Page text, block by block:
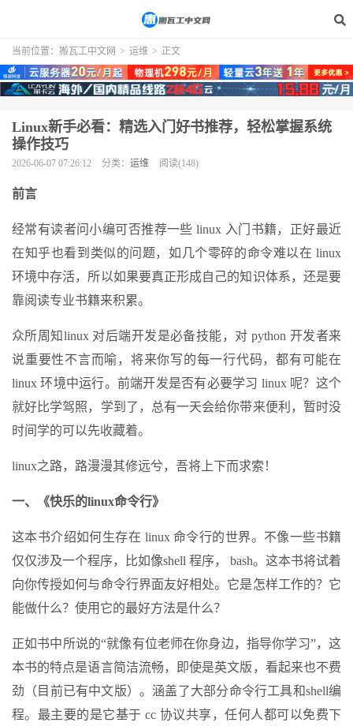
当前位置： 搬瓦工中文网 > 运维 > 正文
Linux新手必看：精选入门好书推荐，轻松掌握系统
操作技巧
2026-06-07 07:26:12 分类： 运维 阅读(148)
前言
经常有读者问小编可否推荐一些 linux 入门书籍，正好最近
在知乎也看到类似的问题，如几个零碎的命令难以在 linux
环境中存活，所以如果要真正形成自己的知识体系，还是要
靠阅读专业书籍来积累。
众所周知linux 对后端开发是必备技能，对 python 开发者来
说重要性不言而喻，将来你写的每一行代码，都有可能在
linux 环境中运行。前端开发是否有必要学习 linux 呢？这个
就好比学驾照，学到了，总有一天会给你带来便利，暂时没
时间学的可以先收藏着。
linux之路，路漫漫其修远兮，吾将上下而求索！
一、《快乐的linux命令行》
这本书介绍如何生存在 linux 命令行的世界。不像一些书籍
仅仅涉及一个程序，比如像shell 程序， bash。这本书将试着
向你传授如何与命令行界面友好相处。它是怎样工作的？它
能做什么？使用它的最好方法是什么？
正如书中所说的“就像有位老师在你身边，指导你学习”，这
本书的特点是语言简洁流畅，即使是英文版，看起来也不费
劲（目前已有中文版）。涵盖了大部分命令行工具和shell编
程。最主要的是它基于 cc 协议共享，任何人都可以免费下